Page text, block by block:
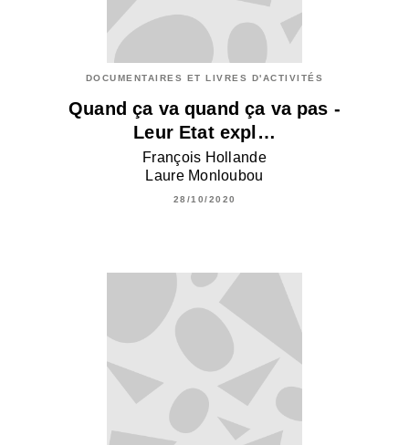
DOCUMENTAIRES ET LIVRES D'ACTIVITÉS
Quand ça va quand ça va pas -
Leur Etat expl…
François Hollande
Laure Monloubou
28/10/2020